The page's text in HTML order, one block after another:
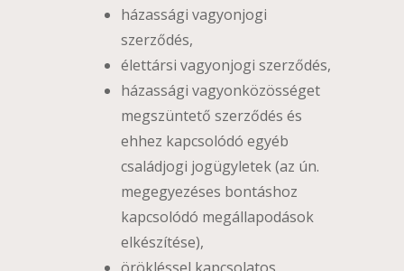
házassági vagyonjogi
szerződés,
élettársi vagyonjogi szerződés,
házassági vagyonközösséget
megszüntető szerződés és
ehhez kapcsolódó egyéb
családjogi jogügyletek (az ún.
megegyezéses bontáshoz
kapcsolódó megállapodások
elkészítése),